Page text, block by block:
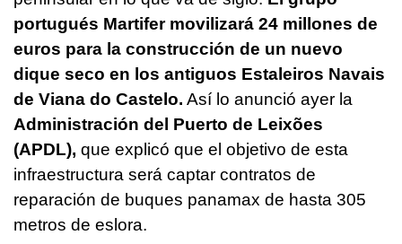
portugués Martifer movilizará 24 millones de
euros para la construcción de un nuevo
dique seco en los antiguos Estaleiros Navais
de Viana do Castelo. Así lo anunció ayer la
Administración del Puerto de Leixões
(APDL), que explicó que el objetivo de esta
infraestructura será captar contratos de
reparación de buques panamax de hasta 305
metros de eslora.